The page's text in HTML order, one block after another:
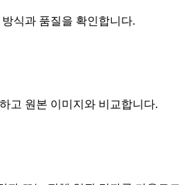
식과 품질을 확인합니다.
고 원본 이미지와 비교합니다.